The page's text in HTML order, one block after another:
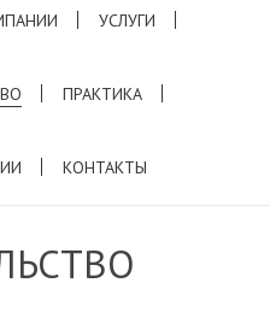
УСЛУГИ
ПРАКТИКА
КОНТАКТЫ